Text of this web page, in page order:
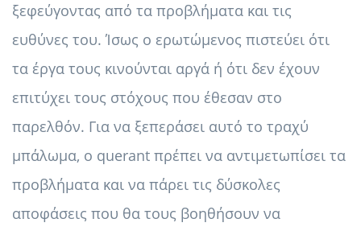
ξεφεύγοντας από τα προβλήματα και τις
ευθύνες του. Ίσως ο ερωτώμενος πιστεύει ότι
τα έργα τους κινούνται αργά ή ότι δεν έχουν
επιτύχει τους στόχους που έθεσαν στο
παρελθόν. Για να ξεπεράσει αυτό το τραχύ
μπάλωμα, ο querant πρέπει να αντιμετωπίσει τα
προβλήματα και να πάρει τις δύσκολες
αποφάσεις που θα τους βοηθήσουν να